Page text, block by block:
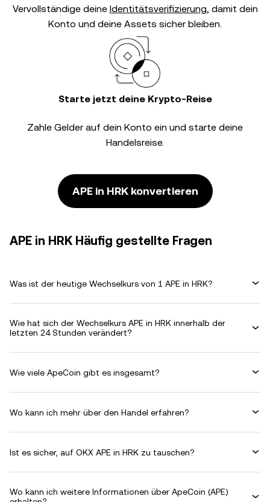
Vervollständige deine Identitätsverifizierung, damit dein
Konto und deine Assets sicher bleiben.
Starte jetzt deine Krypto-Reise
Zahle Gelder auf dein Konto ein und starte deine
Handelsreise.
APE in HRK konvertieren
APE in HRK Häufig gestellte Fragen
Was ist der heutige Wechselkurs von 1 APE in HRK?
Wie hat sich der Wechselkurs APE in HRK innerhalb der
letzten 24 Stunden verändert?
Wie viele ApeCoin gibt es insgesamt?
Wo kann ich mehr über den Handel erfahren?
Ist es sicher, auf OKX APE in HRK zu tauschen?
Wo kann ich weitere Informationen über ApeCoin (APE)